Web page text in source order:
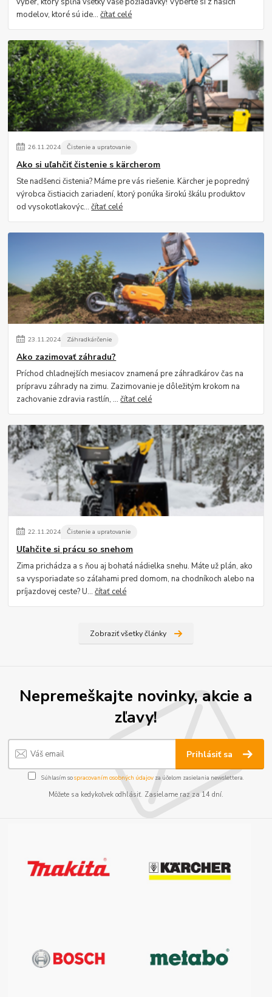
modelov, ktoré sú ide...čítať celé
26.11.2024 Čistenie a upratovanie
Ako si uľahčiť čistenie s kärcherom
Ste nadšenci čistenia? Máme pre vás riešenie. Kärcher je popredný
výrobca čistiacich zariadení, ktorý ponúka širokú škálu produktov
od vysokotlakovýc...čítať celé
23.11.2024 Záhradkárčenie
Ako zazimovať záhradu?
Príchod chladnejších mesiacov znamená pre záhradkárov čas na
prípravu záhrady na zimu. Zazimovanie je dôležitým krokom na
zachovanie zdravia rastlín, ...čítať celé
22.11.2024 Čistenie a upratovanie
Uľahčite si prácu so snehom
Zima prichádza a s ňou aj bohatá nádielka snehu. Máte už plán, ako
sa vysporiadate so záľahami pred domom, na chodníkoch alebo na
príjazdovej ceste? U...čítať celé
Zobraziť všetky články
Nepremeškajte novinky, akcie a
zľavy!
Prihlásiť sa
Súhlasím sospracovaním osobných údajov za účelom zasielania newslettera.
Môžete sa kedykoľvek odhlásiť. Zasielame raz za 14 dní.